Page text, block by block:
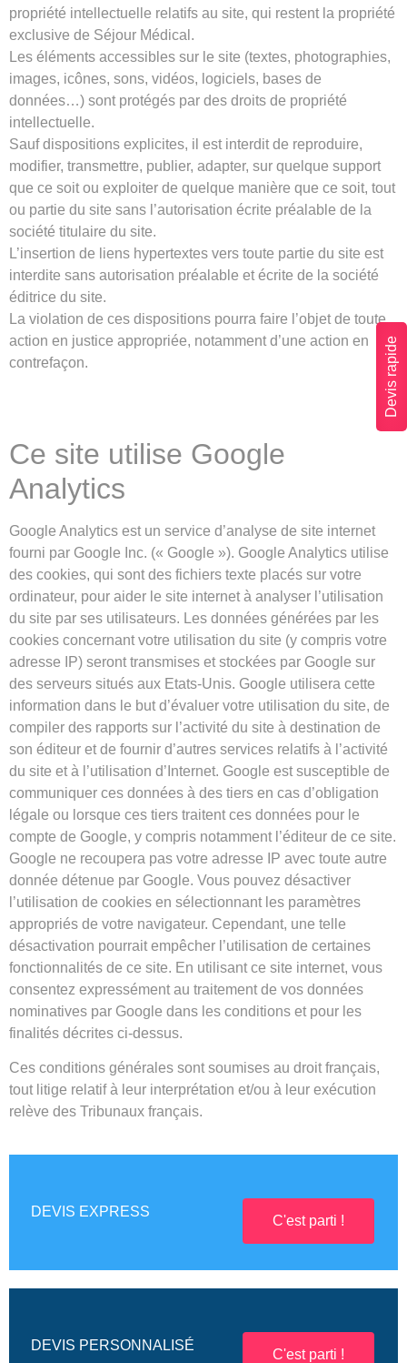
propriété intellectuelle relatifs au site, qui restent la propriété
exclusive de Séjour Médical.
Les éléments accessibles sur le site (textes, photographies,
images, icônes, sons, vidéos, logiciels, bases de
données…) sont protégés par des droits de propriété
intellectuelle.
Sauf dispositions explicites, il est interdit de reproduire,
modifier, transmettre, publier, adapter, sur quelque support
que ce soit ou exploiter de quelque manière que ce soit, tout
ou partie du site sans l’autorisation écrite préalable de la
société titulaire du site.
L’insertion de liens hypertextes vers toute partie du site est
interdite sans autorisation préalable et écrite de la société
éditrice du site.
La violation de ces dispositions pourra faire l’objet de toute
action en justice appropriée, notamment d’une action en
contrefaçon.
Ce site utilise Google
Analytics
Google Analytics est un service d’analyse de site internet
fourni par Google Inc. (« Google »). Google Analytics utilise
des cookies, qui sont des fichiers texte placés sur votre
ordinateur, pour aider le site internet à analyser l’utilisation
du site par ses utilisateurs. Les données générées par les
cookies concernant votre utilisation du site (y compris votre
adresse IP) seront transmises et stockées par Google sur
des serveurs situés aux Etats-Unis. Google utilisera cette
information dans le but d’évaluer votre utilisation du site, de
compiler des rapports sur l’activité du site à destination de
son éditeur et de fournir d’autres services relatifs à l’activité
du site et à l’utilisation d’Internet. Google est susceptible de
communiquer ces données à des tiers en cas d’obligation
légale ou lorsque ces tiers traitent ces données pour le
compte de Google, y compris notamment l’éditeur de ce site.
Google ne recoupera pas votre adresse IP avec toute autre
donnée détenue par Google. Vous pouvez désactiver
l’utilisation de cookies en sélectionnant les paramètres
appropriés de votre navigateur. Cependant, une telle
désactivation pourrait empêcher l’utilisation de certaines
fonctionnalités de ce site. En utilisant ce site internet, vous
consentez expressément au traitement de vos données
nominatives par Google dans les conditions et pour les
finalités décrites ci-dessus.
Ces conditions générales sont soumises au droit français,
tout litige relatif à leur interprétation et/ou à leur exécution
relève des Tribunaux français.
DEVIS EXPRESS
C'est parti !
DEVIS PERSONNALISÉ
C'est parti !
Devis rapide